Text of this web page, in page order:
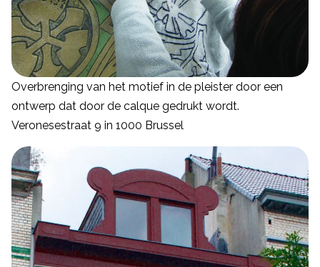
Overbrenging van het motief in de pleister door een
ontwerp dat door de calque gedrukt wordt.
Veronesestraat 9 in 1000 Brussel